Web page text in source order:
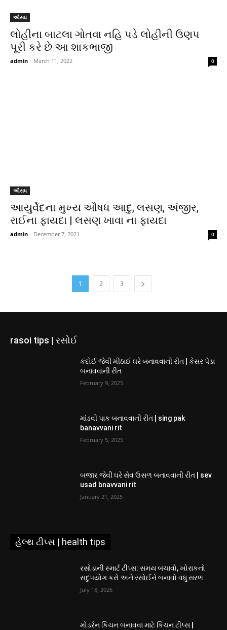
ઔસધ
લોહીના બાટલા ગોતવા નહિ પડે લોહીની ઉણપ
પૂરી કરે છે આ શાકભાજી
admin - March 11, 2022 0
ઔસધ
આયુર્વેદના મુખ્ય ઔષધ આદુ, લસણ, અંજીર,
રાઈના ફાયદા | લસણ ખાવા ના ફાયદા
admin - December 7, 2021 0
1 2 3
rasoi tips | રસોઈ
કંદોઈ જેવી મીઠાઈ ઘરે બનાવવાની રીત | કેસર પેંડા
બનાવવાની રીત
February 9, 2025
માંડવી પાક બનાવવાની રીત | sing pak
banavvani rit
February 5, 2025
બજાર જેવી ઘરે સેવ ઉસળ બનાવવાની રીત | sev
usad bnavvani rit
January 21, 2025
હેલ્થ ટીપ્સ | health tips
રસોડાની સ્માર્ટ ટીપ્સ: સમય બચાવો, ખોરાકનો
સદુપયોગ કરો અને રસોઈને બનાવો વધુ સરળ
July 18, 2026
મોડર્રન કિચન બનાવવા માટે કિચન ટીપ્સ |